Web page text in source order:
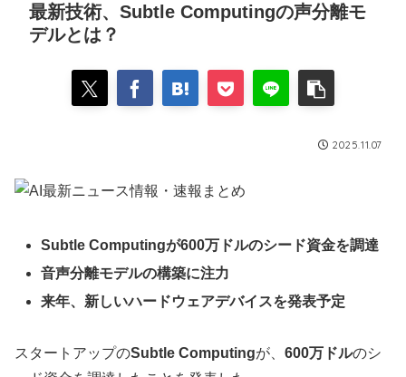
最新技術、Subtle Computingの声分離モ
デルとは？
2025.11.07
Subtle Computingが600万ドルのシード資金を調達
音声分離モデルの構築に注力
来年、新しいハードウェアデバイスを発表予定
スタートアップのSubtle Computingが、 600万ドルのシ